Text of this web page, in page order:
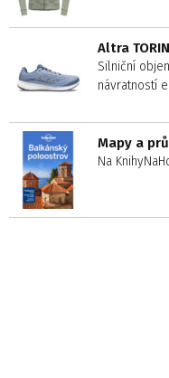
Altra
Silniční
návratností
Mapy a
Na